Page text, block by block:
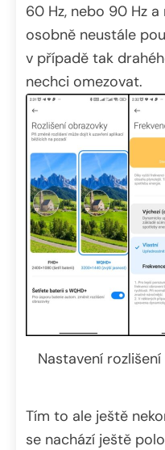
60 Hz, nebo 90 Hz a
osobně neustále
v případě tak
nechci omezovat.
Nastavení
Tím to ale ještě
se nachází ještě